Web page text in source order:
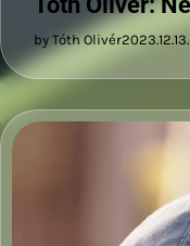
by Tóth Olivér2023.12.13.